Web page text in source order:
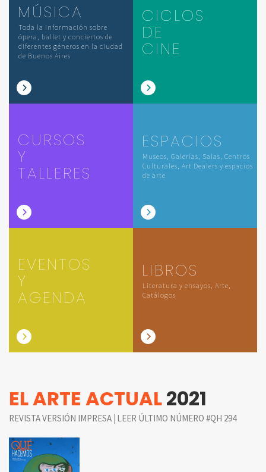
MÚSICA
Toda la información sobre
ópera, ballet y conciertos de
diferentes géneros en la ciudad
de Buenos Aires
CICLOS
DE
CINE
CURSOS
Y
TALLERES
ESPACIOS
Museos, Galerías, Salas, Centros
Culturales, Art Dealers y espacios
de arte
EVENTOS
Y
AGENDA
LIBROS
Literatura y ensayos, Arte,
Catálogos
EL ARTE ACTUAL2021
REVISTA VERSIÓN IMPRESA | LEER ÚLTIMO NÚMERO #QH 294